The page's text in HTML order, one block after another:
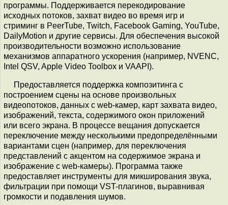
программы. Поддерживается перекодирование
исходных потоков, захват видео во время игр и
стриминг в PeerTube, Twitch, Facebook Gaming, YouTube,
DailyMotion и другие сервисы. Для обеспечения высокой
производительности возможно использование
механизмов аппаратного ускорения (например, NVENC,
Intel QSV, Apple Video Toolbox и VAAPI).
Предоставляется поддержка композитинга с
построением сцены на основе произвольных
видеопотоков, данных с web-камер, карт захвата видео,
изображений, текста, содержимого окон приложений
или всего экрана. В процессе вещания допускается
переключение между несколькими предопределёнными
вариантами сцен (например, для переключения
представлений с акцентом на содержимое экрана и
изображение с web-камеры). Программа также
предоставляет инструменты для микширования звука,
фильтрации при помощи VST-плагинов, выравнивая
громкости и подавления шумов.